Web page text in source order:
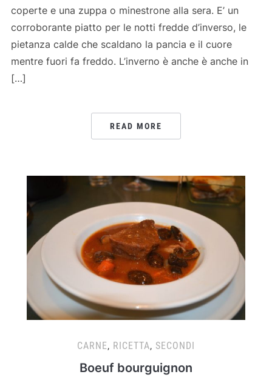
coperte e una zuppa o minestrone alla sera. E’ un
corroborante piatto per le notti fredde d’inverso, le
pietanza calde che scaldano la pancia e il cuore
mentre fuori fa freddo. L’inverno è anche è anche in
[…]
READ MORE
CARNE, RICETTA, SECONDI
Boeuf bourguignon